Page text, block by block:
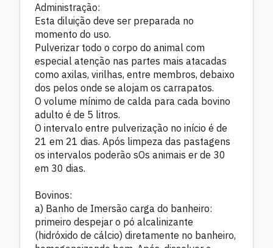
Administração:
Esta diluição deve ser preparada no
momento do uso.
Pulverizar todo o corpo do animal com
especial atenção nas partes mais atacadas
como axilas, virilhas, entre membros, debaixo
dos pelos onde se alojam os carrapatos.
O volume mínimo de calda para cada bovino
adulto é de 5 litros.
O intervalo entre pulverização no início é de
21 em 21 dias. Após limpeza das pastagens
os intervalos poderão sOs animais er de 30
em 30 dias.
Bovinos:
a) Banho de Imersão carga do banheiro:
primeiro despejar o pó alcalinizante
(hidróxido de cálcio) diretamente no banheiro,